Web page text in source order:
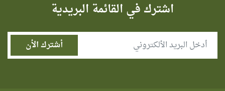
اشترك في القائمة البريدية